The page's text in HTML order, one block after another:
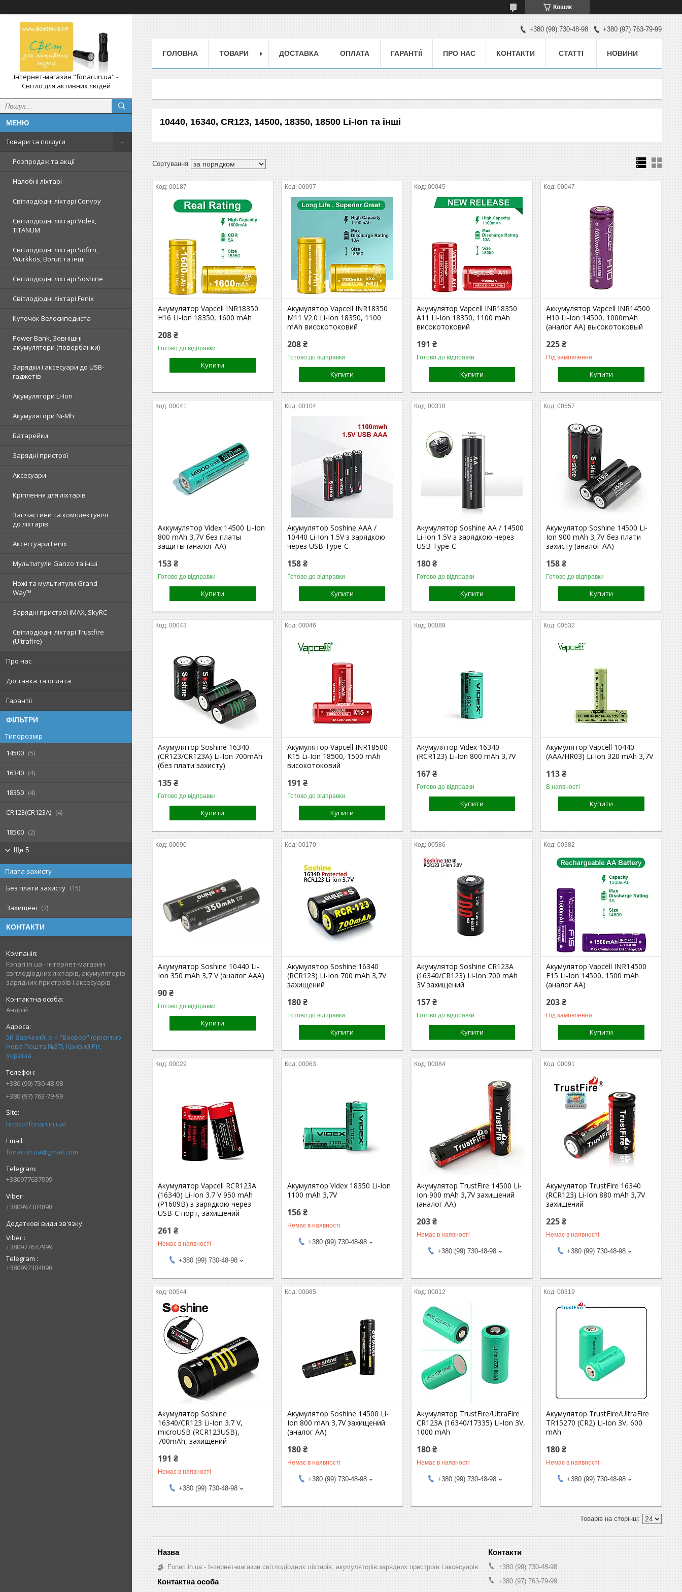
Кошик
Інтернет-магазин "fonari.in.ua" -
Світло для активних людей
Товари та послуги
Розпродаж та акції
Налобні ліхтарі
Світлодіодні ліхтарі Convoy
Світлодіодні ліхтарі Videx,
TITANUM
Світлодіодні ліхтарі Sofirn,
Wurkkos, Boruit та інші
Світлодіодні ліхтарі Soshine
Світлодіодні ліхтарі Fenix
Куточок Велосипедиста
Power Bank, Зовнішні
акумулятори (повербанки)
Зарядки і аксесуари до USB-
гаджетів
Акумулятори Li-Ion
Акумулятори Ni-Mh
Батарейки
Зарядні пристрої
Аксесуари
Кріплення для ліхтарів
Запчастини та комплектуючі
до ліхтарів
Аксессуари Fenix
Мультитули Ganzo та інші
Ножі та мультитули Grand
Way™
Зарядні пристрої iMAX, SkyRC
Світлодіодні ліхтарі Trustfire
(Ultrafire)
Про нас
Доставка та оплата
Гарантії
ФІЛЬТРИ
Типорозмір
14500
5
16340 4
18350 4
CR123(CR123A) 4
18500 2
Ще 5
Плата захисту
Без плати захисту
15
Захищені 7
КОНТАКТИ
Fonari.in.ua - Інтернет-магазин
світлодіодних ліхтарів, акумуляторів
зарядних пристроїв і аксесуарів
Андрій
5й Зарічний, р-к "Босфор" (орієнтир
Нова Пошта №37), Кривий Ріг,
Україна
+380 (99) 730-48-98
+380 (97) 763-79-99
https://fonari.in.ua/
fonari.in.ua@gmail.com
+380977637999
+380997304898
Viber
+380977637999
Telegram
+380997304898
+380 (99) 730-48-98 +380 (97) 763-79-99
ГОЛОВНА ТОВАРИ ДОСТАВКА ОПЛАТА ГАРАНТІЇ ПРО НАС КОНТАКТИ СТАТТІ НОВИНИ
10440, 16340, CR123, 14500, 18350, 18500 Li-Ion та інші
00187
Акумулятор Vapcell INR18350
H16 Li-Ion 18350, 1600 mAh
208 ₴
Готово до відправки
Купити
00097
Акумулятор Vapcell INR18350
M11 V2.0 Li-Ion 18350, 1100
mAh високотоковий
208 ₴
Готово до відправки
Купити
00045
Акумулятор Vapcell INR18350
A11 Li-Ion 18350, 1100 mAh
високотоковий
191 ₴
Готово до відправки
Купити
00047
Аккумулятор Vapcell INR14500
H10 Li-Ion 14500, 1000mAh
(аналог AA) высокотоковый
225 ₴
Під замовлення
Купити
00041
Аккумулятор Videx 14500 Li-Ion
800 mAh 3,7V без платы
защиты (аналог AA)
153 ₴
Готово до відправки
Купити
00104
Акумулятор Soshine AAA /
10440 Li-Ion 1.5V з зарядкою
через USB Type-C
158 ₴
Готово до відправки
Купити
00318
Акумулятор Soshine AA / 14500
Li-Ion 1.5V з зарядкою через
USB Type-C
180 ₴
Готово до відправки
Купити
00557
Акумулятор Soshine 14500 Li-
Ion 900 mAh 3,7V без плати
захисту (аналог AA)
158 ₴
Готово до відправки
Купити
00043
Акумулятор Soshine 16340
(CR123/CR123A) Li-Ion 700mAh
(без плати захисту)
135 ₴
Готово до відправки
Купити
00046
Акумулятор Vapcell INR18500
K15 Li-Ion 18500, 1500 mAh
високотоковий
191 ₴
Готово до відправки
Купити
00089
Акумулятор Videx 16340
(RCR123) Li-Ion 800 mAh 3,7V
167 ₴
Готово до відправки
Купити
00532
Акумулятор Vapcell 10440
(AAA/HR03) Li-Ion 320 mAh 3,7V
113 ₴
В наявності
Купити
00090
Акумулятор Soshine 10440 Li-
Ion 350 mAh 3,7 V (аналог AAA)
90 ₴
Готово до відправки
Купити
00170
Акумулятор Soshine 16340
(RCR123) Li-Ion 700 mAh 3,7V
захищений
180 ₴
Готово до відправки
Купити
00586
Акумулятор Soshine CR123A
(16340/CR123) Li-Ion 700 mAh
3V захищений
157 ₴
Готово до відправки
Купити
00382
Акумулятор Vapcell INR14500
F15 Li-Ion 14500, 1500 mAh
(аналог AA)
203 ₴
Під замовлення
Купити
00029
Акумулятор Vapcell RCR123A
(16340) Li-Ion 3.7 V 950 mAh
(P1609B) з зарядкою через
USB-C порт, захищений
261 ₴
Немає в наявності
+380 (99) 730-48-98
00063
Акумулятор Videx 18350 Li-Ion
1100 mAh 3,7V
156 ₴
Немає в наявності
+380 (99) 730-48-98
00084
Акумулятор TrustFire 14500 Li-
Ion 900 mAh 3,7V захищений
(аналог AA)
203 ₴
Немає в наявності
+380 (99) 730-48-98
00091
Акумулятор TrustFire 16340
(RCR123) Li-Ion 880 mAh 3,7V
захищений
225 ₴
Немає в наявності
+380 (99) 730-48-98
00544
Акумулятор Soshine
16340/CR123 Li-Ion 3.7 V,
microUSB (RCR123USB),
700mAh, захищений
191 ₴
Немає в наявності
+380 (99) 730-48-98
00085
Акумулятор Soshine 14500 Li-
Ion 800 mAh 3,7V захищений
(аналог АА)
180 ₴
Немає в наявності
+380 (99) 730-48-98
00012
Акумулятор TrustFire/UltraFire
CR123A (16340/17335) Li-Ion 3V,
1000 mAh
180 ₴
Немає в наявності
+380 (99) 730-48-98
00319
Акумулятор TrustFire/UltraFire
TR15270 (CR2) Li-Ion 3V, 600
mAh
180 ₴
Немає в наявності
+380 (99) 730-48-98
Fonari.in.ua - Інтернет-магазин світлодіодних ліхтарів, акумуляторів зарядних пристроїв і аксесуарів
+380 (99) 730-48-98
+380 (97) 763-79-99